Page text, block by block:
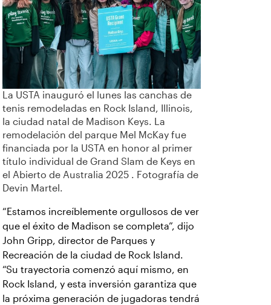
La USTA inauguró el lunes las canchas de
tenis remodeladas en Rock Island, Illinois,
la ciudad natal de Madison Keys. La
remodelación del parque Mel McKay fue
financiada por la USTA en honor al primer
título individual de Grand Slam de Keys en
el Abierto de Australia 2025 . Fotografía de
Devin Martel.
“Estamos increíblemente orgullosos de ver
que el éxito de Madison se completa”, dijo
John Gripp, director de Parques y
Recreación de la ciudad de Rock Island.
“Su trayectoria comenzó aquí mismo, en
Rock Island, y esta inversión garantiza que
la próxima generación de jugadoras tendrá